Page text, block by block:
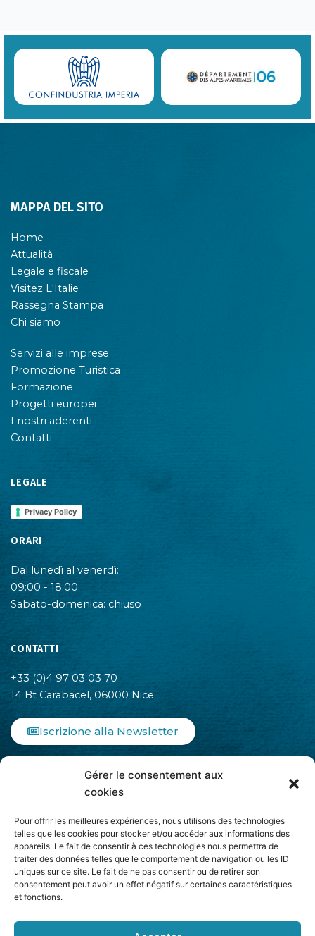
Gérer le consentement aux
cookies
Pour offrir les meilleures expériences, nous utilisons des technologies
telles que les cookies pour stocker et/ou accéder aux informations des
appareils. Le fait de consentir à ces technologies nous permettra de
traiter des données telles que le comportement de navigation ou les ID
uniques sur ce site. Le fait de ne pas consentir ou de retirer son
consentement peut avoir un effet négatif sur certaines caractéristiques
et fonctions.
MAPPA DEL SITO
Home
Attualità
Legale e fiscale
Visitez L'Italie
Rassegna Stampa
Chi siamo
Servizi alle imprese
Promozione Turistica
Formazione
Progetti europei
I nostri aderenti
Contatti
LEGALE
Privacy Policy
ORARI
Dal lunedì al venerdì:
09:00 - 18:00
Sabato-domenica: chiuso
CONTATTI
+33 (0)4 97 03 03 70
14 Bt Carabacel, 06000 Nice
Iscrizione alla Newsletter
b
o
o
k
-
f
a
g
r
a
m
i
n
e
d
i
n
-
i
Aderisce ad